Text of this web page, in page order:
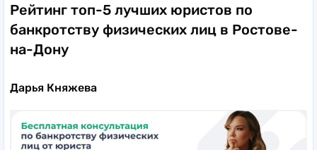
Рейтинг топ-5 лучших юристов по
банкротству физических лиц в Ростове-
на-Дону
Дарья Княжева